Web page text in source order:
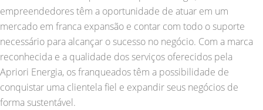
empreendedores têm a oportunidade de atuar em um
mercado em franca expansão e contar com todo o suporte
necessário para alcançar o sucesso no negócio. Com a marca
reconhecida e a qualidade dos serviços oferecidos pela
Apriori Energia, os franqueados têm a possibilidade de
conquistar uma clientela fiel e expandir seus negócios de
forma sustentável.